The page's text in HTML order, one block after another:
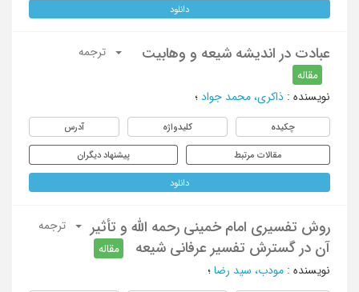
دانلود
عبادت در اندیشه شیعه و وهابیت
مقاله
ترجمه
نویسنده : ذاکری، محمد جواد ؛
چکیده کلیدواژه آدرس
مقالات مرتبط پیشنهاد دیگران
دانلود
روش تفسیری امام خمینی رحمه الله و تأثیر
آن در گسترش تفسیر عرفانی شیعه
مقاله
ترجمه
نویسنده : مودب، سید رضا ؛